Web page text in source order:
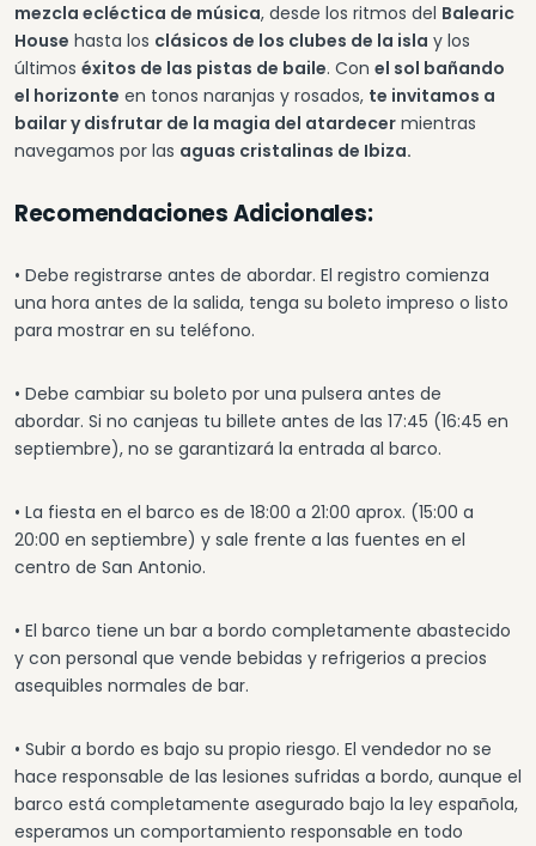
mezcla ecléctica de música, desde los ritmos del Balearic
House hasta los clásicos de los clubes de la isla y los
últimos éxitos de las pistas de baile. Con el sol bañando
el horizonte en tonos naranjas y rosados, te invitamos a
bailar y disfrutar de la magia del atardecer mientras
navegamos por las aguas cristalinas de Ibiza.
Recomendaciones Adicionales:
• Debe registrarse antes de abordar. El registro comienza
una hora antes de la salida, tenga su boleto impreso o listo
para mostrar en su teléfono.
• Debe cambiar su boleto por una pulsera antes de
abordar. Si no canjeas tu billete antes de las 17:45 (16:45 en
septiembre), no se garantizará la entrada al barco.
• La fiesta en el barco es de 18:00 a 21:00 aprox. (15:00 a
20:00 en septiembre) y sale frente a las fuentes en el
centro de San Antonio.
• El barco tiene un bar a bordo completamente abastecido
y con personal que vende bebidas y refrigerios a precios
asequibles normales de bar.
• Subir a bordo es bajo su propio riesgo. El vendedor no se
hace responsable de las lesiones sufridas a bordo, aunque el
barco está completamente asegurado bajo la ley española,
esperamos un comportamiento responsable en todo